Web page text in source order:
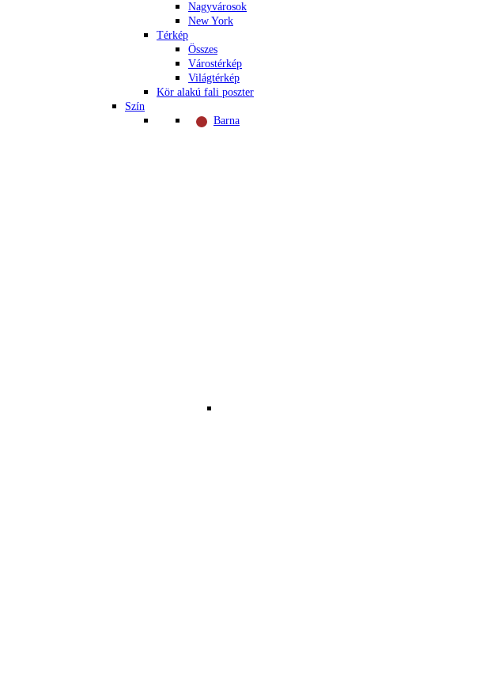
Nagyvárosok
New York
Térkép
Összes
Várostérkép
Világtérkép
Kör alakú fali poszter
Szín
Barna